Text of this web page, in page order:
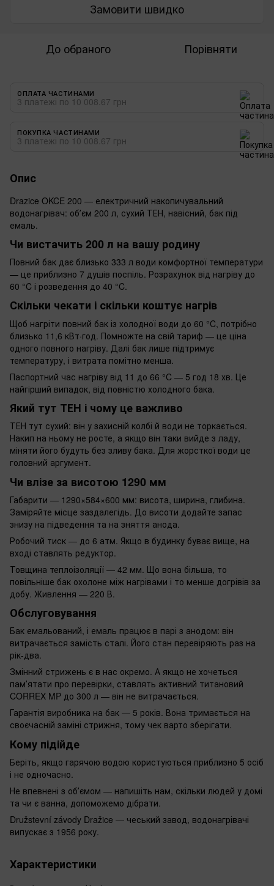
Замовити швидко
До обраного Порівняти
ОПЛАТА ЧАСТИНАМИ
3 платежі по 10 008.67 грн
ПОКУПКА ЧАСТИНАМИ
3 платежі по 10 008.67 грн
Опис
Drazice OKCE 200 — електричний накопичувальний
водонагрівач: обʼєм 200 л, сухий ТЕН, навісний, бак під
емаль.
Чи вистачить 200 л на вашу родину
Повний бак дає близько 333 л води комфортної температури
— це приблизно 7 душів поспіль. Розрахунок від нагріву до
60 °C і розведення до 40 °C.
Скільки чекати і скільки коштує нагрів
Щоб нагріти повний бак із холодної води до 60 °C, потрібно
близько 11,6 кВт·год. Помножте на свій тариф — це ціна
одного повного нагріву. Далі бак лише підтримує
температуру, і витрата помітно менша.
Паспортний час нагріву від 11 до 66 °C — 5 год 18 хв. Це
найгірший випадок, від повністю холодного бака.
Який тут ТЕН і чому це важливо
ТЕН тут сухий: він у захисній колбі й води не торкається.
Накип на ньому не росте, а якщо він таки вийде з ладу,
міняти його будуть без зливу бака. Для жорсткої води це
головний аргумент.
Чи влізе за висотою 1290 мм
Габарити — 1290×584×600 мм: висота, ширина, глибина.
Заміряйте місце заздалегідь. До висоти додайте запас
знизу на підведення та на зняття анода.
Робочий тиск — до 6 атм. Якщо в будинку буває вище, на
вході ставлять редуктор.
Товщина теплоізоляції — 42 мм. Що вона більша, то
повільніше бак охолоне між нагрівами і то менше догрівів за
добу. Живлення — 220 В.
Обслуговування
Бак емальований, і емаль працює в парі з анодом: він
витрачається замість сталі. Його стан перевіряють раз на
рік-два.
Змінний стрижень є в нас окремо. А якщо не хочеться
памʼятати про перевірки, ставлять активний титановий
CORREX MP до 300 л — він не витрачається.
Гарантія виробника на бак — 5 років. Вона тримається на
своєчасній заміні стрижня, тому чек варто зберігати.
Кому підійде
Беріть, якщо гарячою водою користуються приблизно 5 осіб
і не одночасно.
Не впевнені з обʼємом — напишіть нам, скільки людей у домі
та чи є ванна, допоможемо дібрати.
Družstevní závody Dražice — чеський завод, водонагрівачі
випускає з 1956 року.
Характеристики